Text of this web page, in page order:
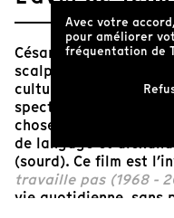
César Vayssié est un
scalpel, souvent
cultures qu’il prend
spectacle qui
choses. Celui du
de langage et
(sourd). Ce film est
travaille pas (1968 -
vie quotidienne, sans
Avec votre
pour améliorer
fréquentation de